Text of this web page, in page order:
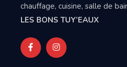
chauffage, cuisine, salle de
LES BONS TUY’EAUX